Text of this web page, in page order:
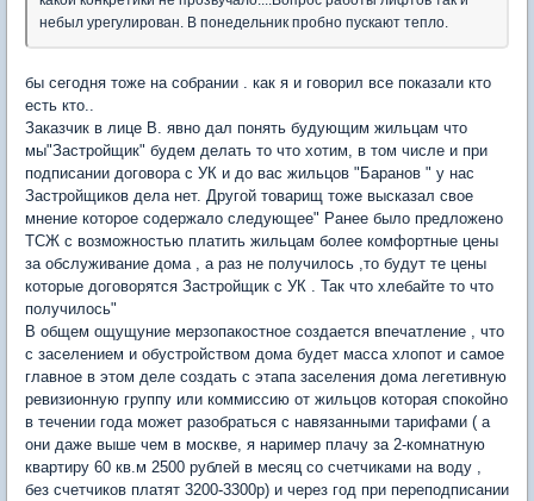
небыл урегулирован. В понедельник пробно пускают тепло.
бы сегодня тоже на собрании . как я и говорил все показали кто
есть кто..
Заказчик в лице В. явно дал понять будующим жильцам что
мы"Застройщик" будем делать то что хотим, в том числе и при
подписании договора с УК и до вас жильцов "Баранов " у нас
Застройщиков дела нет. Другой товарищ тоже высказал свое
мнение которое содержало следующее" Ранее было предложено
ТСЖ с возможностью платить жильцам более комфортные цены
за обслуживание дома , а раз не получилось ,то будут те цены
которые договорятся Застройщик с УК . Так что хлебайте то что
получилось"
В общем ощущуние мерзопакостное создается впечатление , что
с заселением и обустройством дома будет масса хлопот и самое
главное в этом деле создать с этапа заселения дома легетивную
ревизионную группу или коммиссию от жильцов которая спокойно
в течении года может разобраться с навязанными тарифами ( а
они даже выше чем в москве, я наример плачу за 2-комнатную
квартиру 60 кв.м 2500 рублей в месяц со счетчиками на воду ,
без счетчиков платят 3200-3300р) и через год при переподписании